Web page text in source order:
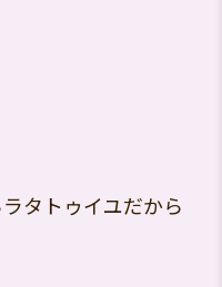
タトゥイユだから